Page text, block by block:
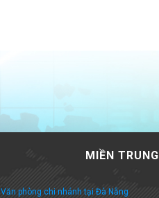
MIỀN TRUNG
Văn phòng chi nhánh tại Đà Nẵng